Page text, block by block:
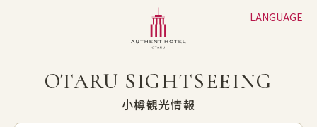
LANGUAGE
日本語
English
繁体字
OTARU SIGHTSEEING
小樽観光情報